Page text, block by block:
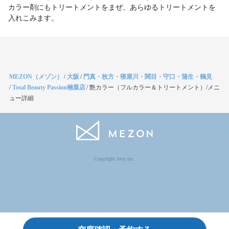
カラー剤にもトリートメントをまぜ、あらゆるトリートメントを
入れこみます。
MEZON（メゾン） /大阪 / 門真・枚方・寝屋川・関目・守口・蒲生・鶴見
/Total Beauty Passion楠葉店/艶カラー（フルカラー＆トリートメント）/メニ
ュー詳細
Copyright Jocy inc.